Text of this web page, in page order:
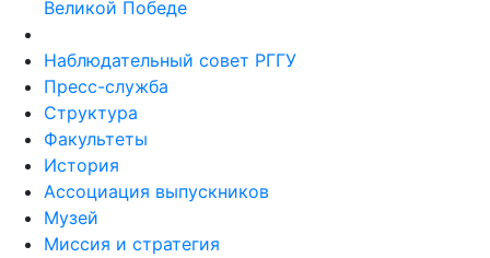
Великой Победе
Наблюдательный совет РГГУ
Пресс-служба
Структура
Факультеты
История
Ассоциация выпускников
Музей
Миссия и стратегия